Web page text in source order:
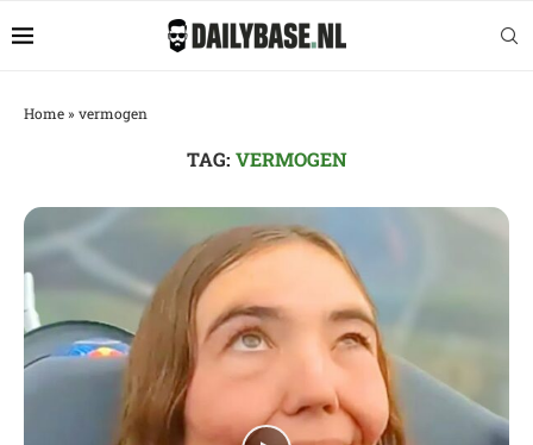
Home» vermogen
TAG: VERMOGEN